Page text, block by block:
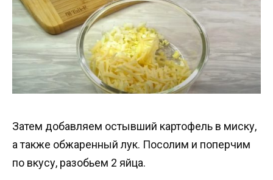
Затем добавляем остывший картофель в миску,
а также обжаренный лук. Посолим и поперчим
по вкусу, разобьем 2 яйца.